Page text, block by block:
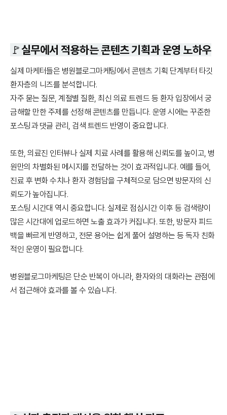
🚩실무에서 적용하는 콘텐츠 기획과 운영 노하우
실제 마케터들은 병원블로그마케팅에서 콘텐츠 기획 단계부터 타깃
환자층의 니즈를 분석합니다.
자주 묻는 질문, 계절별 질환, 최신 의료 트렌드 등 환자 입장에서 궁
금해할 만한 주제를 선정해 콘텐츠를 만듭니다. 운영 시에는 꾸준한
포스팅과 댓글 관리, 검색 트렌드 반영이 중요합니다.
또한, 의료진 인터뷰나 실제 치료 사례를 활용해 신뢰도를 높이고, 병
원만의 차별화된 메시지를 전달하는 것이 효과적입니다. 예를 들어,
진료 후 변화 수치나 환자 경험담을 구체적으로 담으면 방문자의 신
뢰도가 높아집니다.
포스팅 시간대 역시 중요합니다. 실제로 점심시간 이후 등 검색량이
많은 시간대에 업로드하면 노출 효과가 커집니다. 또한, 방문자 피드
백을 빠르게 반영하고, 전문 용어는 쉽게 풀어 설명하는 등 독자 친화
적인 운영이 필요합니다.
병원블로그마케팅은 단순 반복이 아니라, 환자와의 대화라는 관점에
서 접근해야 효과를 볼 수 있습니다.